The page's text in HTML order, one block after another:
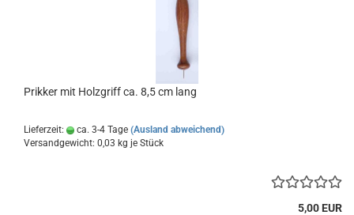
Prikker mit Holzgriff ca. 8,5 cm lang
Lieferzeit: ca. 3-4 Tage (Ausland abweichend)
Versandgewicht: 0,03 kg je Stück
5,00 EUR